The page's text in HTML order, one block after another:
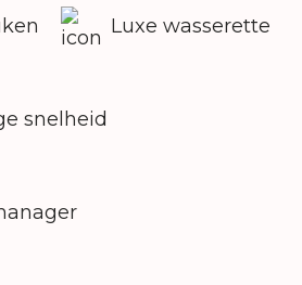
Luxe wasserette
snelheid